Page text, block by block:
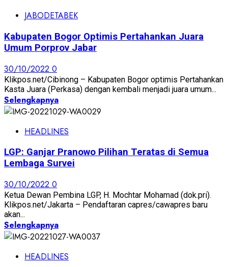
JABODETABEK
Kabupaten Bogor Optimis Pertahankan Juara
Umum Porprov Jabar
30/10/2022 0
Klikpos.net/Cibinong – Kabupaten Bogor optimis Pertahankan
Kasta Juara (Perkasa) dengan kembali menjadi juara umum...
Selengkapnya
HEADLINES
LGP: Ganjar Pranowo Pilihan Teratas di Semua
Lembaga Survei
30/10/2022 0
Ketua Dewan Pembina LGP, H. Mochtar Mohamad (dok.pri).
Klikpos.net/Jakarta – Pendaftaran capres/cawapres baru
akan...
Selengkapnya
HEADLINES